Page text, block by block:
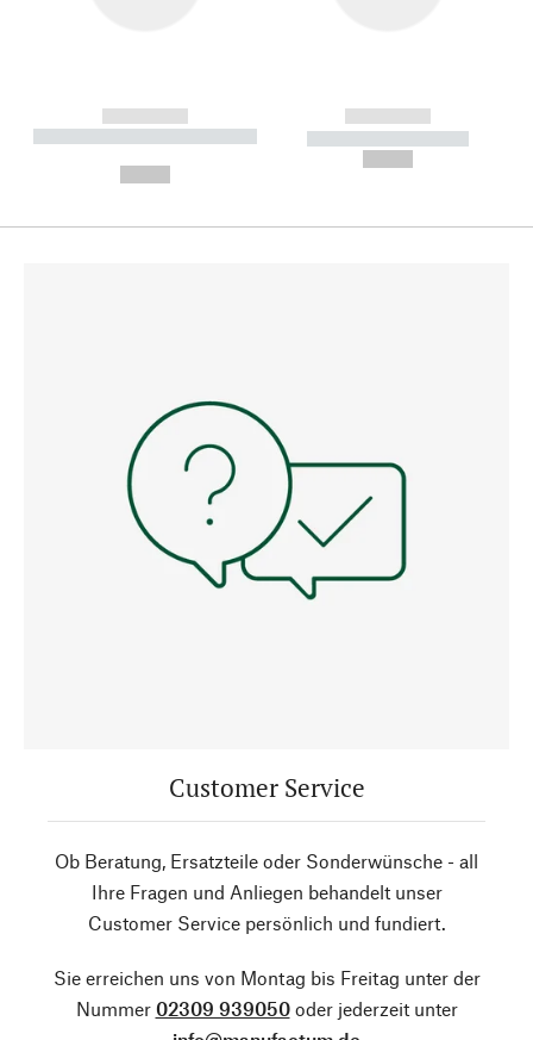
------------
----------- ----------- --------
------------
----------- -----------
Customer Service
Ob Beratung, Ersatzteile oder Sonderwünsche - all
Ihre Fragen und Anliegen behandelt unser
Customer Service persönlich und fundiert.
Sie erreichen uns von Montag bis Freitag unter der
Nummer 02309 939050oder jederzeit unter